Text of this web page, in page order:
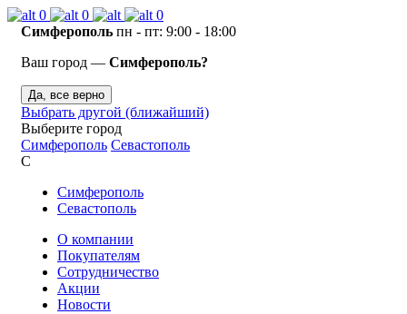
0 0
0
Симферополь пн - пт: 9:00 - 18:00
Ваш город — Симферополь?
Да, все верно
Выбрать другой (ближайший)
Выберите город
Симферополь Севастополь
С
Симферополь
Севастополь
О компании
Покупателям
Сотрудничество
Акции
Новости